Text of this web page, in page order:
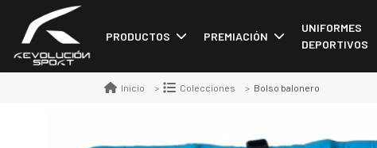
PRODUCTOS PREMIACIÓN
UNIFORMES
DEPORTIVOS
Inicio Colecciones Bolso balonero